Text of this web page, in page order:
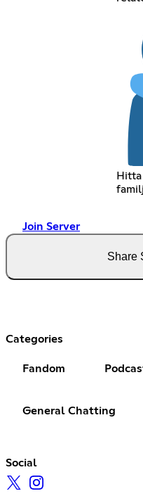
Join Server
Share
Categories
Fandom
General Chatting
Social